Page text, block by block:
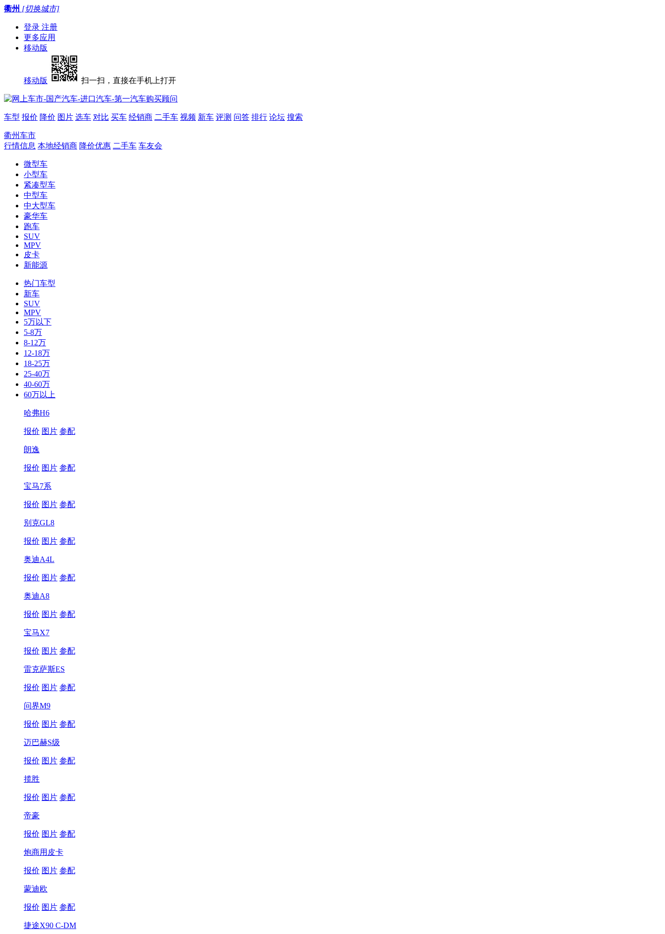
衢州 [切换城市]
登录 注册
更多应用
移动版
移动版 扫一扫，直接在手机上打开
车型 报价 降价 图片 选车 对比 买车 经销商 二手车 视频 新车 评测 问答 排行 论坛 搜索
衢州车市
行情信息 本地经销商 降价优惠 二手车 车友会
微型车
小型车
紧凑型车
中型车
中大型车
豪华车
跑车
SUV
MPV
皮卡
新能源
热门车型
新车
SUV
MPV
5万以下
5-8万
8-12万
12-18万
18-25万
25-40万
40-60万
60万以上
哈弗H6
报价 图片 参配
朗逸
报价 图片 参配
宝马7系
报价 图片 参配
别克GL8
报价 图片 参配
奥迪A4L
报价 图片 参配
奥迪A8
报价 图片 参配
宝马X7
报价 图片 参配
雷克萨斯ES
报价 图片 参配
问界M9
报价 图片 参配
迈巴赫S级
报价 图片 参配
揽胜
报价 图片 参配
帝豪
报价 图片 参配
炮商用皮卡
报价 图片 参配
蒙迪欧
报价 图片 参配
捷途X90 C-DM